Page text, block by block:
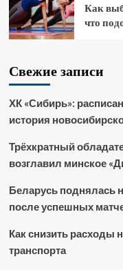
Как
что
Свежие записи
ХК «Сибирь»:
история
Трёхкратный
возглавил минское
Беларусь поднялась
после успешных
Как снизить расходы
транспорта